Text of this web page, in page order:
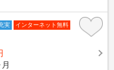
実 インターネット無料